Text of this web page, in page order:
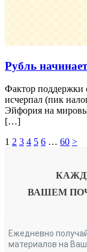
Рубль
Фактор поддержки
исчерпал (пик
Эйфория на
[…]
1 2 3 4 5 6 … 60 >
ВАШЕМ
Ежедневно
материалов на Ваш